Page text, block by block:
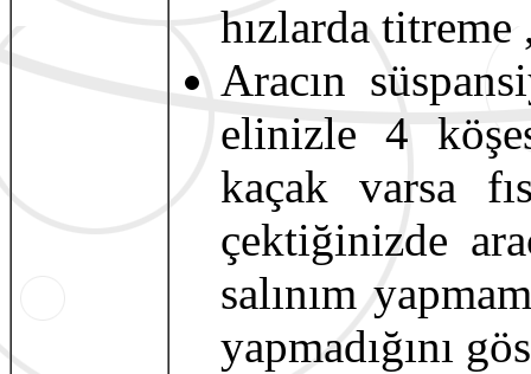
hızlarda
Aracın
elinizle 4
kaçak varsa
çektiğinizde
salınım
yapmadığını